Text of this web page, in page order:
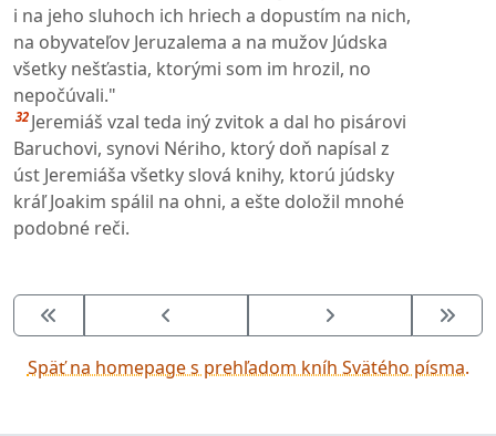
i na jeho sluhoch ich hriech a dopustím na nich,
na obyvateľov Jeruzalema a na mužov Júdska
všetky nešťastia, ktorými som im hrozil, no
nepočúvali."
32 Jeremiáš vzal teda iný zvitok a dal ho pisárovi
Baruchovi, synovi Nériho, ktorý doň napísal z
úst Jeremiáša všetky slová knihy, ktorú júdsky
kráľ Joakim spálil na ohni, a ešte doložil mnohé
podobné reči.
Späť na homepage s prehľadom kníh Svätého písma.